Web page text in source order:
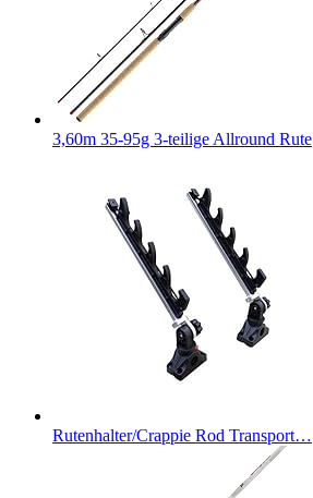
3,60m 35-95g 3-teilige Allround Rute
Rutenhalter/Crappie Rod Transport…